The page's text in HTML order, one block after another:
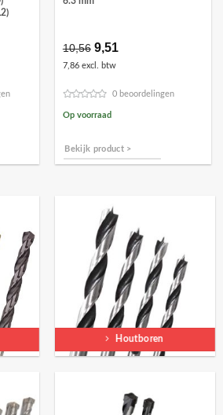
10,56 Oorspronkelijke
prijs
was:
9,51
7,86 excl. btw
0 beoordelingen
Op voorraad
Bekijk product >
Houtboren